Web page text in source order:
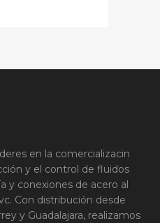
en la comercializacin
y el control de fluidos
y conexiones de acero al
Con distribución desde
y Guadalajara, realizamos